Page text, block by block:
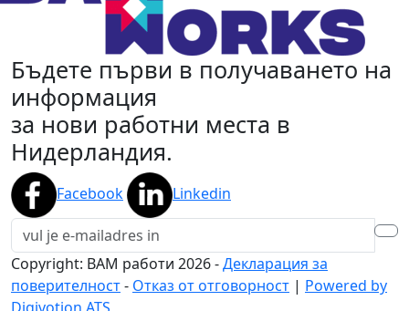
Бъдете първи в получаването на
информация
за нови работни места в
Нидерландия.
Facebook Linkedin
Copyright: BAM работи 2026-Декларация за
поверителност- Отказ от отговорност | Powered by